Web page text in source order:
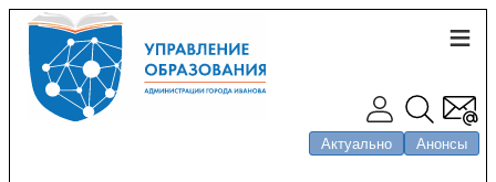
Актуально Анонсы